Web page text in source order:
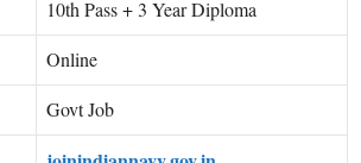
10th Pass + 3 Year Diploma
Online
Govt Job